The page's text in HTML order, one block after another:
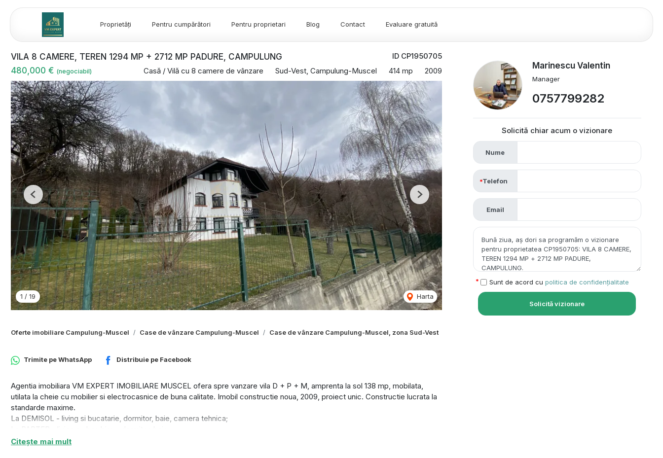
Proprietăți Pentru cumpărători Pentru proprietari Blog Contact Evaluare gratuită
ID CP1950705
VILA 8 CAMERE, TEREN 1294 MP + 2712 MP PADURE, CAMPULUNG
480,000 € (negociabil) Casă / Vilă cu 8 camere de vânzare Sud-Vest, Campulung-Muscel 414 mp 2009
1 / 19 Harta
Previous Next
Oferte imobiliare Campulung-Muscel Case de vânzare Campulung-Muscel Case de vânzare Campulung-Muscel, zona Sud-Vest
Trimite peWhatsApp Distribuie pe Facebook
Agentia imobiliara VM EXPERT IMOBILIARE MUSCEL ofera spre vanzare vila D + P + M, amprenta la sol 138 mp, mobilata,
utilata la cheie cu mobilier si electrocasnice de buna calitate. Imobil constructie noua, 2009, proiect unic. Constructie lucrata la
standarde maxime.
La DEMISOL - living si bucatarie, dormitor, baie, camera tehnica;
La MANSARDA - 2 dormitoare cu baie comuna, 1 baie proprie, 1 living;
Citește mai mult
Marinescu Valentin
Manager
0757799282
Solicită chiar acum o vizionare
Nume
Telefon
Email
Sunt de acord cu politica de confidențialitate
Solicită vizionare